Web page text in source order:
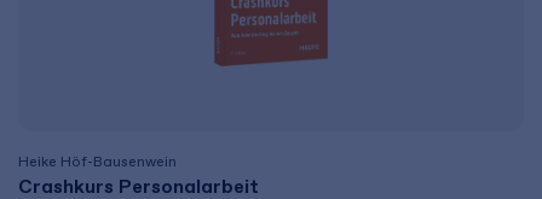
Heike Höf-Bausenwein
Crashkurs Personalarbeit